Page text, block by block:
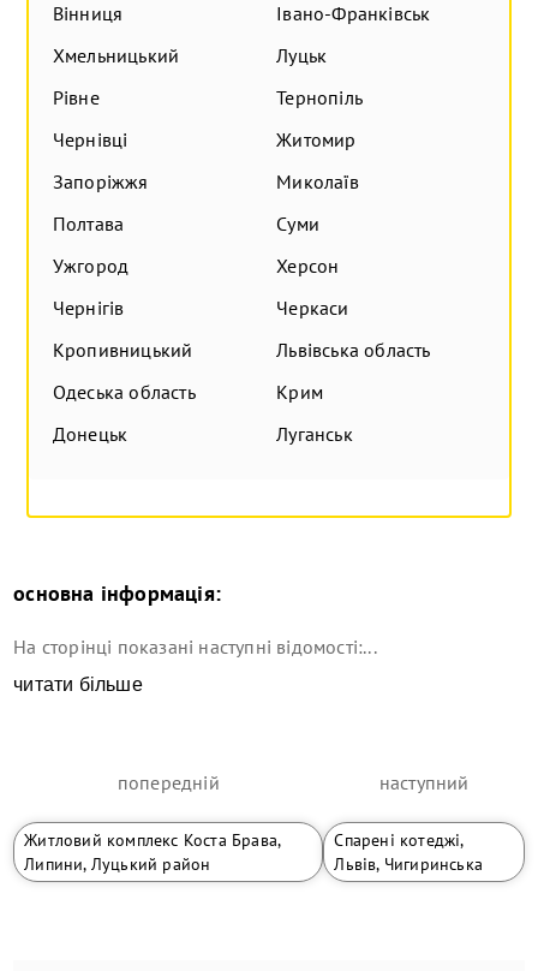
Вінниця
Івано-Франківськ
Хмельницький
Луцьк
Рівне
Тернопіль
Чернівці
Житомир
Запоріжжя
Миколаїв
Полтава
Суми
Ужгород
Херсон
Чернігів
Черкаси
Кропивницький
Львівська область
Одеська область
Крим
Донецьк
Луганськ
основна інформація:
На сторінці показані наступні відомості:...
читати більше
попередній
Житловий комплекс Коста Брава,
Липини, Луцький район
наступний
Спарені котеджі,
Львів, Чигиринська